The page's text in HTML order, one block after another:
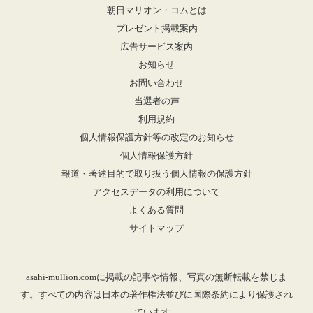
朝日マリオン・コムとは
プレゼント掲載案内
広告サービス案内
お知らせ
お問い合わせ
当選者の声
利用規約
個人情報保護方針等の改定のお知らせ
個人情報保護方針
報道・著述目的で取り扱う個人情報の保護方針
アクセスデータの利用について
よくある質問
サイトマップ
asahi-mullion.comに掲載の記事や情報、写真の無断転載を禁じま
す。すべての内容は日本の著作権法並びに国際条約により保護され